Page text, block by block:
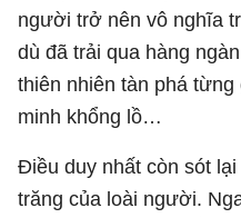
người trở nên vô nghĩa
dù đã trải qua hàng
thiên nhiên tàn phá
minh khổng lồ…
Điều duy nhất còn sót
trăng của loài người.